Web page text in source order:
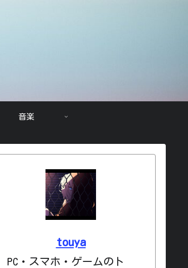
音楽
touya
PC・スマホ・ゲームのト